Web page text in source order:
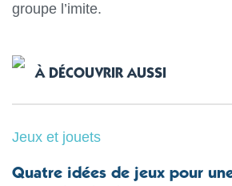
groupe l’imite.
À DÉCOUVRIR AUSSI
Jeux et jouets
Quatre idées de jeux pour